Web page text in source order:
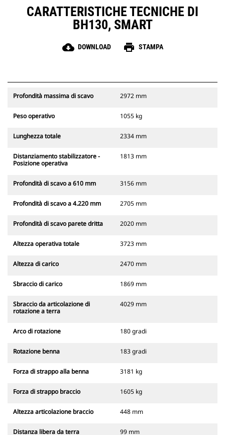
CARATTERISTICHE TECNICHE DI
BH130, SMART
cloud_download DOWNLOAD print STAMPA
Profondità massima di scavo 2972 mm
Peso operativo 1055 kg
Lunghezza totale 2334 mm
Distanziamento stabilizzatore -
Posizione operativa
1813 mm
Profondità di scavo a 610 mm 3156 mm
Profondità di scavo a 4.220 mm 2705 mm
Profondità di scavo parete dritta 2020 mm
Altezza operativa totale 3723 mm
Altezza di carico 2470 mm
Sbraccio di carico 1869 mm
Sbraccio da articolazione di
rotazione a terra
4029 mm
Arco di rotazione 180 gradi
Rotazione benna 183 gradi
Forza di strappo alla benna 3181 kg
Forza di strappo braccio 1605 kg
Altezza articolazione braccio 448 mm
Distanza libera da terra 99 mm